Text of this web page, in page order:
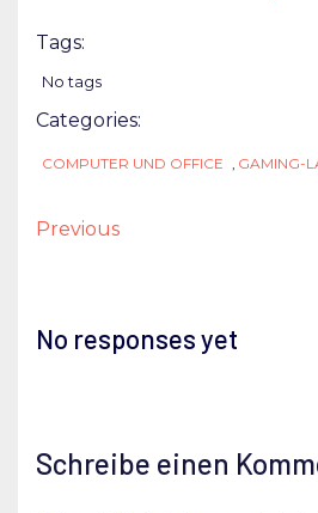
Tags:
No tags
Categories:
COMPUTER UND OFFICE GAMING-
Previous
No responses yet
Schreibe einen